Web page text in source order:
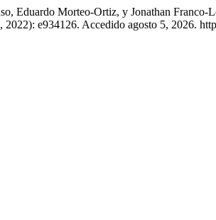
Eduardo Morteo-Ortiz, y Jonathan
2022): e934126. Accedido agosto 5, 2026.